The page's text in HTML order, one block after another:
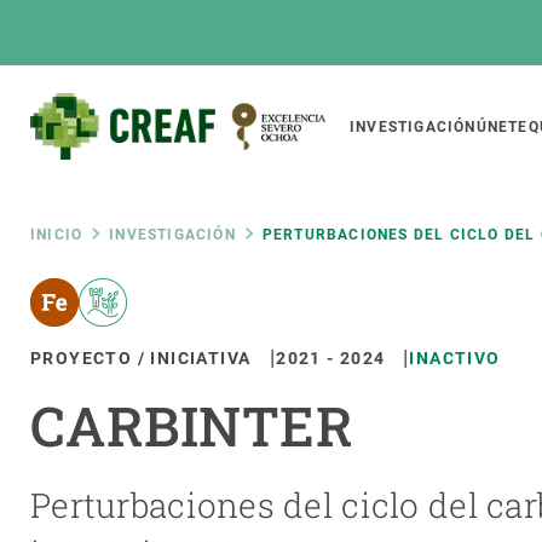
Main
INVESTIGACIÓN ÚNETE
Ruta
de
navegación
INICIO INVESTIGACIÓN PERTURBACIONES DEL CICLO
PROYECTO / INICIATIVA 2021 -2024 INACTIVO
CARBINTER
Perturbaciones del ciclo del
Featured
responsive
INTRANET
Responsive
menu
SOBRE NOSOTROS
Organización institucional
Nuestra gente